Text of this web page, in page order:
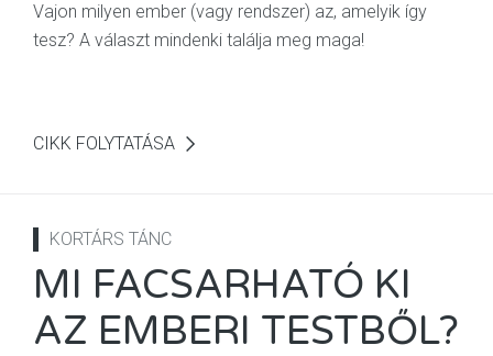
Vajon milyen ember (vagy rendszer) az, amelyik így
tesz? A választ mindenki találja meg maga!
CIKK FOLYTATÁSA
KORTÁRS TÁNC
MI FACSARHATÓ KI
AZ EMBERI TESTBŐL?